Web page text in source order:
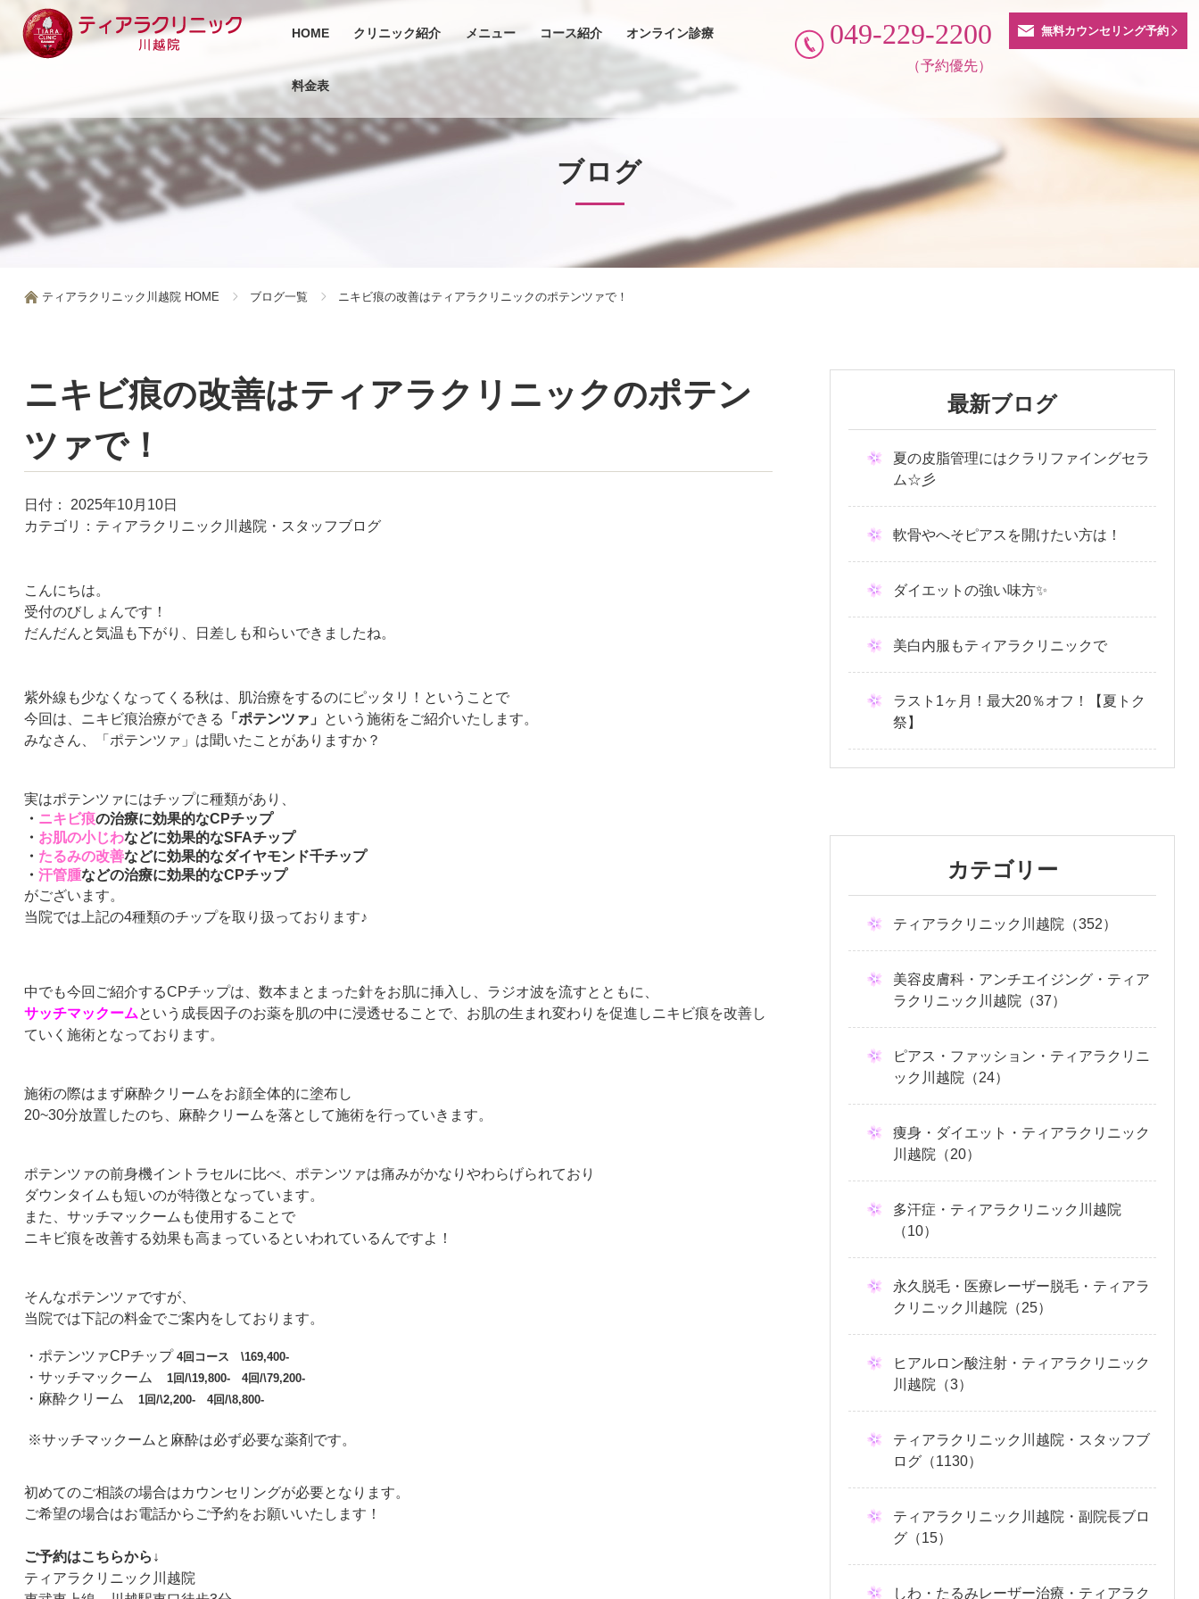
HOME クリニック紹介 メニュー コース紹介 オンライン診療
料金表
無料カウンセリング予約
049-229-2200
（予約優先）
ブログ
ティアラクリニック川越院 HOME ブログ一覧 ニキビ痕の改善はティアラクリニックのポテンツァで！
ニキビ痕の改善はティアラクリニックのポテン
ツァで！
日付：
2025年10月10日
カテゴリ： ティアラクリニック川越院・スタッフブログ
こんにちは。
受付のびしょんです！
だんだんと気温も下がり、日差しも和らいできましたね。
紫外線も少なくなってくる秋は、肌治療をするのにピッタリ！ということで
今回は、ニキビ痕治療ができる
「ポテンツァ」
という施術をご紹介いたします。
みなさん、「ポテンツァ」は聞いたことがありますか？
実はポテンツァにはチップに種類があり、
・ ニキビ痕の治療に効果的なCPチップ
・ お肌の小じわなどに効果的なSFAチップ
・ たるみの改善などに効果的なダイヤモンド千チップ
・ 汗管腫などの治療に効果的なCPチップ
がございます。
当院では上記の4種類のチップを取り扱っております♪
中でも今回ご紹介するCPチップは、数本まとまった針をお肌に挿入し、ラジオ波を流すとともに、
サッチマックームという成長因子のお薬を肌の中に浸透せることで、お肌の生まれ変わりを促進しニキビ痕を改善し
ていく施術となっております。
施術の際はまず麻酔クリームをお顔全体的に塗布し
20~30分放置したのち、麻酔クリームを落として施術を行っていきます。
ポテンツァの前身機イントラセルに比べ、ポテンツァは痛みがかなりやわらげられており
ダウンタイムも短いのが特徴となっています。
また、サッチマックームも使用することで
ニキビ痕を改善する効果も高まっているといわれているんですよ！
そんなポテンツァですが、
当院では下記の料金でご案内をしております。
・ポテンツァCPチップ 4回コース \169,400-
・サッチマックーム 1回/\19,800- 4回/\79,200-
・麻酔クリーム 1回/\2,200- 4回/\8,800-
※サッチマックームと麻酔は必ず必要な薬剤です。
初めてのご相談の場合はカウンセリングが必要となります。
ご希望の場合はお電話からご予約をお願いいたします！
ご予約はこちらから↓
ティアラクリニック川越院
最新ブログ
夏の皮脂管理にはクラリファイングセラ
ム☆彡
軟骨やへそピアスを開けたい方は！
ダイエットの強い味方✨
美白内服もティアラクリニックで
ラスト1ヶ月！最大20％オフ！【夏トク
祭】
カテゴリー
ティアラクリニック川越院（352）
美容皮膚科・アンチエイジング・ティア
ラクリニック川越院（37）
ピアス・ファッション・ティアラクリニ
ック川越院（24）
痩身・ダイエット・ティアラクリニック
川越院（20）
多汗症・ティアラクリニック川越院
（10）
永久脱毛・医療レーザー脱毛・ティアラ
クリニック川越院（25）
ヒアルロン酸注射・ティアラクリニック
川越院（3）
ティアラクリニック川越院・スタッフブ
ログ（1130）
ティアラクリニック川越院・副院長ブロ
グ（15）
しわ・たるみレーザー治療・ティアラク